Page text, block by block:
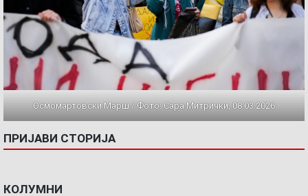
Осмомартовски Марш / Фото: Сара Митрички, 08.03.2026
ПРИЈАВИ СТОРИЈА
КОЛУМНИ